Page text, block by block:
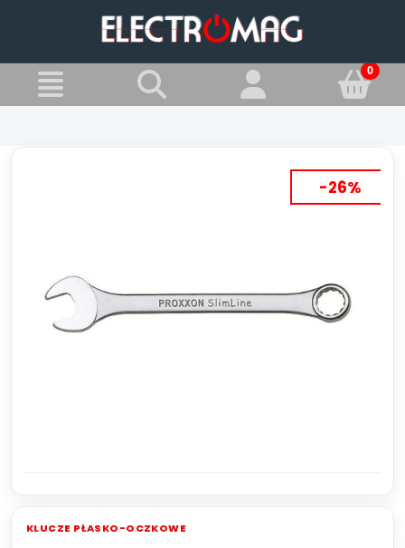
Klucze płasko-oczkowe
-26%
KLUCZE PŁASKO-OCZKOWE